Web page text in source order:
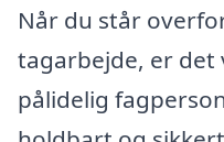
Når du står
tagarbejde, er
pålidelig